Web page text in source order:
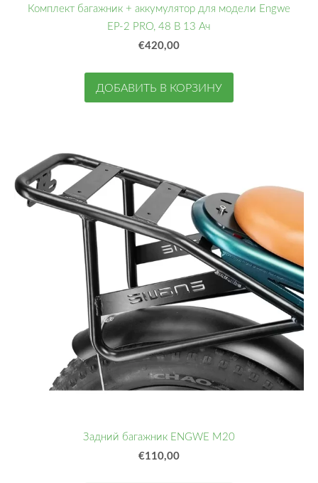
Комплект багажник + аккумулятор для модели Engwe
EP-2 PRO, 48 В 13 Ач
€420,00
ДОБАВИТЬ В КОРЗИНУ
Задний багажник ENGWE M20
€110,00